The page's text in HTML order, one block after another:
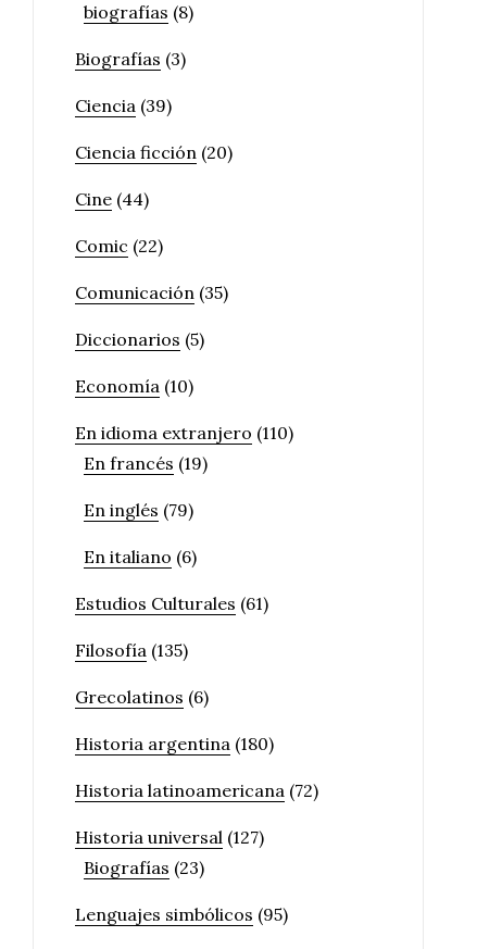
biografías (8)
Biografías (3)
Ciencia (39)
Ciencia ficción (20)
Cine (44)
Comic (22)
Comunicación (35)
Diccionarios (5)
Economía (10)
En idioma extranjero (110)
En francés (19)
En inglés (79)
En italiano (6)
Estudios Culturales (61)
Filosofía (135)
Grecolatinos (6)
Historia argentina (180)
Historia latinoamericana (72)
Historia universal (127)
Biografías (23)
Lenguajes simbólicos (95)